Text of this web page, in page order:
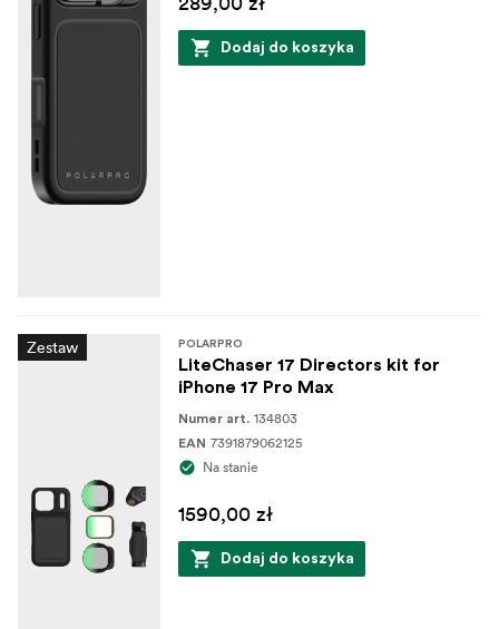
Dodaj do koszyka
Zestaw POLARPRO
LiteChaser 17 Directors kit for
iPhone 17 Pro Max
Numer art. 134803
EAN 7391879062125
Na stanie
1590,00 zł
Dodaj do koszyka